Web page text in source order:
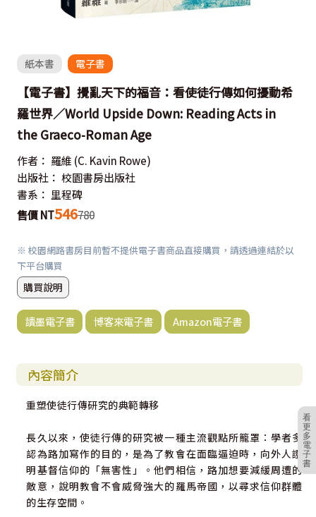
看
更
多
電
子
書
紙本書 電子書
【電子書】攪亂天下的福音：看使徒行傳如何擾動希
羅世界／World Upside Down: Reading Acts in
the Graeco-Roman Age
作者： 羅維 (C. Kavin Rowe)
出版社： 校園書房出版社
書系： 里程碑
售價 NT546780
※ 校園網路書房目前暫不提供電子書商品直接購買，請透過連結於以
下平台購買
購買說明
讀墨電子書 博客來電子書 Amazon電子書
內容簡介
重塑使徒行傳研究的典範轉移
長久以來，使徒行傳的研究被一種主流觀點所籠罩：學者多
認為路加寫作的目的，是為了教會在面臨逼迫時，向外人證
明基督信仰的「無害性」。他們相信，路加想要減緩周遭的
敵意，說明教會不會威脅強大的羅馬帝國，以尋求信仰群體
的生存空間。